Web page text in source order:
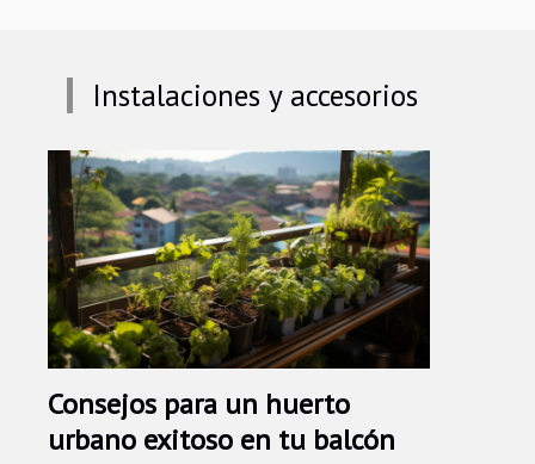
Instalaciones y accesorios
Consejos para un huerto
urbano exitoso en tu balcón